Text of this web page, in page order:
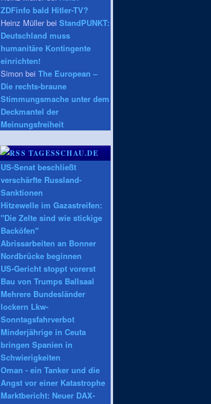
ZDFinfo bald Hitler-TV?
Heinz Müller bei StandPUNKT:
Deutschland muss
humanitäre Kontingente
einrichten!
Simon bei The European –
Die rechts-braune
Stimmungsmache unter dem
Deckmantel der
Meinungsfreiheit
TAGESSCHAU.DE
US-Senat beschließt
verschärfte Russland-
Sanktionen
Hitzewelle im Gazastreifen:
"Die Zelte sind wie stickige
Backöfen"
Abrissarbeiten an Bonner
Nordbrücke beginnen
US-Gericht stoppt vorerst
Bau von Trumps Ballsaal
Mehrere Bundesländer
lockern Lkw-
Sonntagsfahrverbot
Minderjährige in Ceuta
bringen Spanien in
Schwierigkeiten
Oman - ein Tanker und die
Angst vor einer Katastrophe
Marktbericht: Neuer DAX-